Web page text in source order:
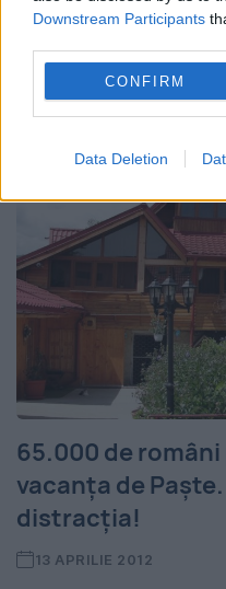
Downstream Participants
CONFIRM
Data Deletion
mai frumoasă
pentru prima oară
auzit doar la orele...
65.000 de
vacanța de
distracția!
13 APRILIE 2012